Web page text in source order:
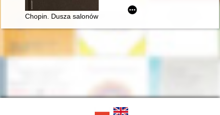
Chopin. Dusza salonów paryskich 1830-1848